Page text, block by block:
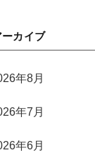
ーカイブ
年8月
年7月
年6月